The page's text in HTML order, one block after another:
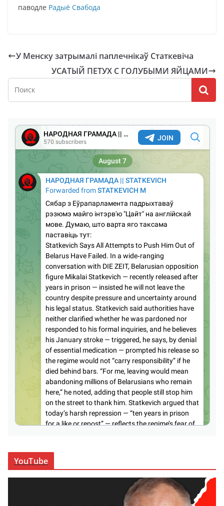
паводле Радыё Свабода
У Менску затрымалі паплечнікаў Статкевіча
УСАТЫЙ ПЕТУХ С ГОЛУБЫМИ ЯЙЦАМИ
YouTube